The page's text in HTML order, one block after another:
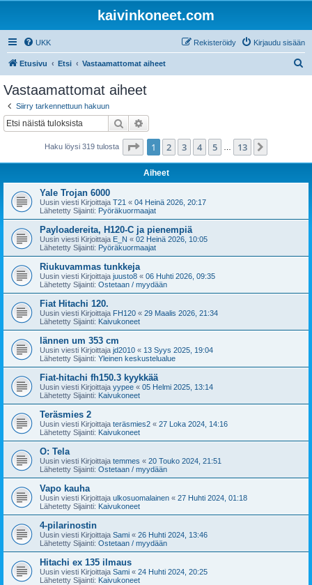
kaivinkoneet.com
UKK Kirjaudu sisään
Rekisteröidy
Etusivu Etsi Vastaamattomat aiheet
Vastaamattomat aiheet
Siirry tarkennettuun hakuun
Etsi
Haku löysi 319 tulosta Sivu /13
1 2 3 4 5 13
Aiheet
Yale Trojan 6000
Uusin viesti Kirjoittaja T21 « 04 Heinä 2026, 20:17
Lähetetty Sijainti: Pyöräkuormaajat
Payloadereita, H120-C ja pienempiä
Uusin viesti Kirjoittaja E_N « 02 Heinä 2026, 10:05
Lähetetty Sijainti: Pyöräkuormaajat
Riukuvammas tunkkeja
Uusin viesti Kirjoittaja juusto8 « 06 Huhti 2026, 09:35
Lähetetty Sijainti: Ostetaan / myydään
Fiat Hitachi 120.
Uusin viesti Kirjoittaja FH120 « 29 Maalis 2026, 21:34
Lähetetty Sijainti: Kaivukoneet
lännen um 353 cm
Uusin viesti Kirjoittaja jd2010 « 13 Syys 2025, 19:04
Lähetetty Sijainti: Yleinen keskustelualue
Fiat-hitachi fh150.3 kyykkää
Uusin viesti Kirjoittaja yypee « 05 Helmi 2025, 13:14
Lähetetty Sijainti: Kaivukoneet
Teräsmies 2
Uusin viesti Kirjoittaja teräsmies2 « 27 Loka 2024, 14:16
Lähetetty Sijainti: Kaivukoneet
O: Tela
Uusin viesti Kirjoittaja temmes « 20 Touko 2024, 21:51
Lähetetty Sijainti: Ostetaan / myydään
Vapo kauha
Uusin viesti Kirjoittaja ulkosuomalainen « 27 Huhti 2024, 01:18
Lähetetty Sijainti: Kaivukoneet
4-pilarinostin
Uusin viesti Kirjoittaja Sami « 26 Huhti 2024, 13:46
Lähetetty Sijainti: Ostetaan / myydään
Hitachi ex 135 ilmaus
Uusin viesti Kirjoittaja Sami « 24 Huhti 2024, 20:25
Lähetetty Sijainti: Kaivukoneet